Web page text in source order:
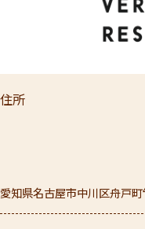
住所
愛知県名古屋市中川区舟戸町